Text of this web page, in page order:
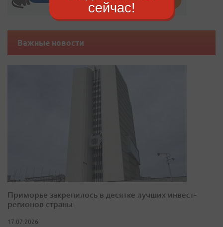
Важные новости
Приморье закрепилось в десятке лучших инвест-
регионов страны
17.07.2026
сейчас!